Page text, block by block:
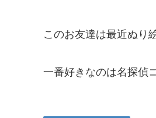
このお友達は最近ぬり
一番好きなのは名探偵